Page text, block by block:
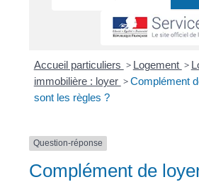
Accueil particuliers > Logement >
immobilière : loyer >Complément
sont les règles ?
Question-réponse
Complément de